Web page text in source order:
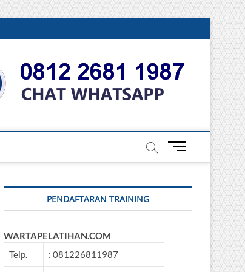
M
u
u
PENDAFTARAN TRAINING
WARTAPELATIHAN.COM
Telp.
: 081226811987